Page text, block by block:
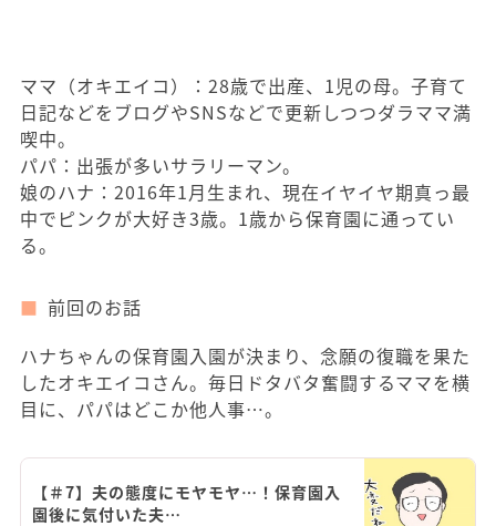
ママ（オキエイコ）：28歳で出産、1児の母。子育て
日記などをブログやSNSなどで更新しつつダラママ満
喫中。
パパ：出張が多いサラリーマン。
娘のハナ：2016年1月生まれ、現在イヤイヤ期真っ最
中でピンクが大好き3歳。1歳から保育園に通ってい
る。
前回のお話
ハナちゃんの保育園入園が決まり、念願の復職を果た
したオキエイコさん。毎日ドタバタ奮闘するママを横
目に、パパはどこか他人事…。
【＃7】夫の態度にモヤモヤ…！保育園入
園後に気付いた夫…